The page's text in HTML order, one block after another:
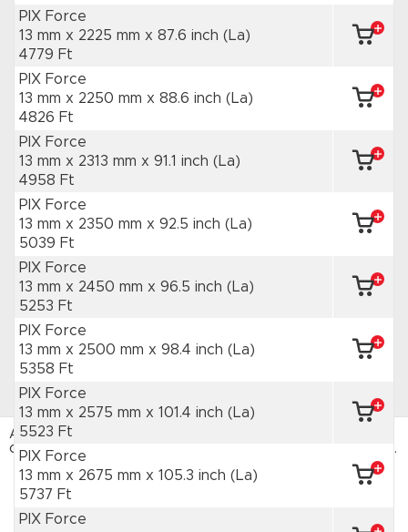
PIX Force
13 mm x 2225 mm x 87.6 inch (La)
4779 Ft
PIX Force
13 mm x 2250 mm x 88.6 inch (La)
4826 Ft
PIX Force
13 mm x 2313 mm x 91.1 inch (La)
4958 Ft
PIX Force
13 mm x 2350 mm x 92.5 inch (La)
5039 Ft
PIX Force
13 mm x 2450 mm x 96.5 inch (La)
5253 Ft
PIX Force
13 mm x 2500 mm x 98.4 inch (La)
5358 Ft
PIX Force
13 mm x 2575 mm x 101.4 inch (La)
5523 Ft
PIX Force
13 mm x 2675 mm x 105.3 inch (La)
5737 Ft
PIX Force
Az HAJTÁSTECHNIKA webáruház sütiket használ. Az
oldal böngészésével hozzájárulsz a sütik használatához.
Adatvédelmi tájékoztató